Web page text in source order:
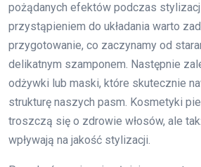
pożądanych efektów podczas
przystąpieniem do układania warto
przygotowanie, co zaczynamy od
delikatnym szamponem. Następnie
odżywki lub maski, które skutecznie
strukturę naszych pasm. Kosmetyki
troszczą się o zdrowie włosów, ale
wpływają na jakość stylizacji.